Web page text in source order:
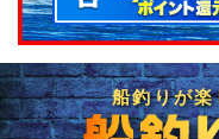
船釣りが